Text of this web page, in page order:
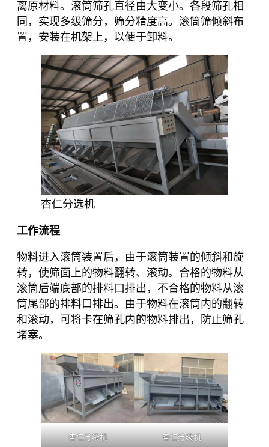
离原材料。滚筒筛孔直径由大变小。各段筛孔相
同，实现多级筛分，筛分精度高。滚筒筛倾斜布
置，安装在机架上，以便于卸料。
杏仁分选机
工作流程
物料进入滚筒装置后，由于滚筒装置的倾斜和旋
转，使筛面上的物料翻转、滚动。合格的物料从
滚筒后端底部的排料口排出，不合格的物料从滚
筒尾部的排料口排出。由于物料在滚筒内的翻转
和滚动，可将卡在筛孔内的物料排出，防止筛孔
堵塞。
杏仁分级机 杏仁分级机